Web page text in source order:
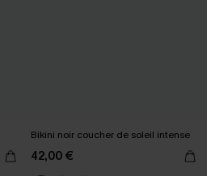
Bikini noir coucher de soleil intense
42,00 €